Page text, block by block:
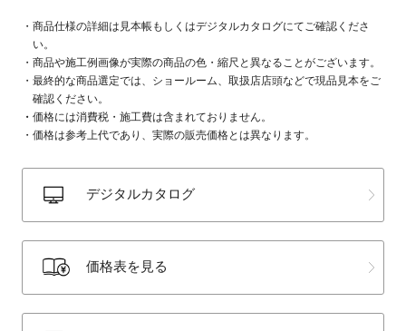
商品仕様の詳細は見本帳もしくはデジタルカタログにてご確認くださ
い。
商品や施工例画像が実際の商品の色・縮尺と異なることがございます。
最終的な商品選定では、ショールーム、取扱店店頭などで現品見本をご
確認ください。
価格には消費税・施工費は含まれておりません。
価格は参考上代であり、実際の販売価格とは異なります。
デジタルカタログ
価格表を見る